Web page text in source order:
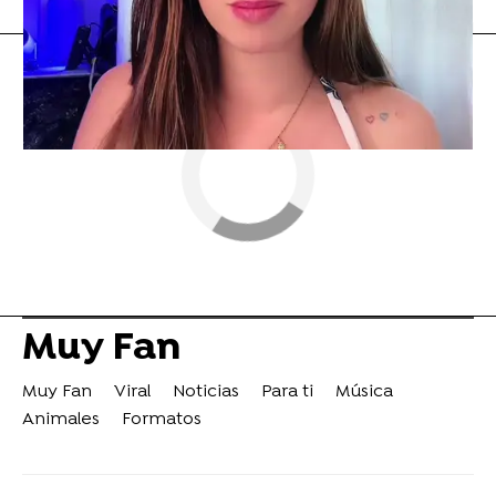
Flooxer Now » Muy Fan
Muy Fan
Muy Fan Viral Noticias Para ti
Música
Animales
Formatos